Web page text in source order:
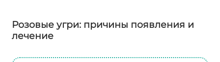
Розовые угри: причины появления и
лечение